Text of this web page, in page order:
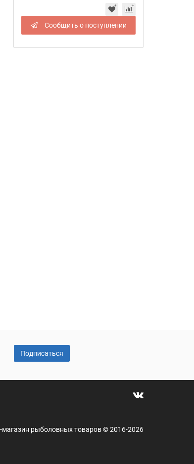
Сообщить о поступлении
Подписаться
магазин рыболовных товаров © 2016-2026